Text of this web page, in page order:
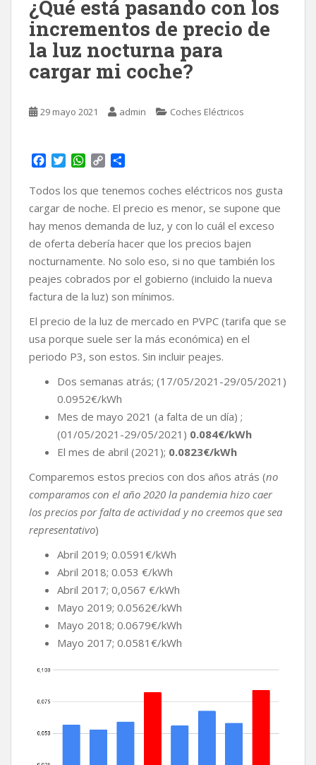
¿Qué está pasando con los
incrementos de precio de
la luz nocturna para
cargar mi coche?
29 mayo 2021 admin Coches Eléctricos
c
e
b
o
o
k
i
t
t
e
r
W
a
t
s
A
p
p
p
y
L
i
n
k
m
p
a
r
t
i
r
Todos los que tenemos coches eléctricos nos gusta
cargar de noche. El precio es menor, se supone que
hay menos demanda de luz, y con lo cuál el exceso
de oferta debería hacer que los precios bajen
nocturnamente. No solo eso, si no que también los
peajes cobrados por el gobierno (incluido la nueva
factura de la luz) son mínimos.
El precio de la luz de mercado en PVPC (tarifa que se
usa porque suele ser la más económica) en el
periodo P3, son estos. Sin incluir peajes.
Dos semanas atrás; (17/05/2021-29/05/2021)
0.0952€/kWh
Mes de mayo 2021 (a falta de un día) ;
(01/05/2021-29/05/2021) 0.084€/kWh
El mes de abril (2021); 0.0823€/kWh
Comparemos estos precios con dos años atrás (no
comparamos con el año 2020 la pandemia hizo caer
los precios por falta de actividad y no creemos que sea
representativo)
Abril 2019; 0.0591€/kWh
Abril 2018; 0.053 €/kWh
Abril 2017; 0,0567 €/kWh
Mayo 2019; 0.0562€/kWh
Mayo 2018; 0.0679€/kWh
Mayo 2017; 0.0581€/kWh